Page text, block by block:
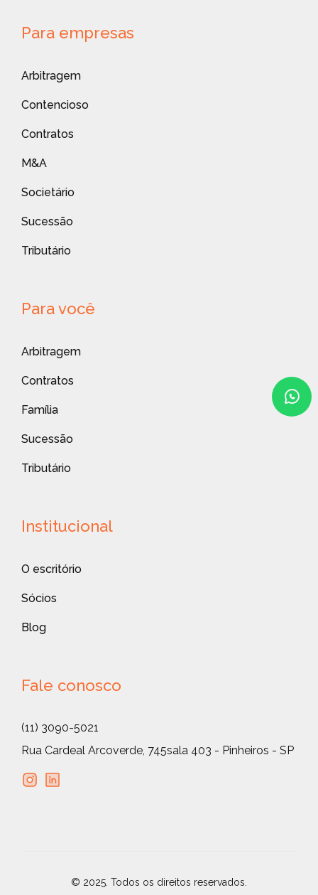
Para empresas
Arbitragem
Contencioso
Contratos
M&A
Societário
Sucessão
Tributário
Para você
Arbitragem
Contratos
Família
Sucessão
Tributário
Institucional
O escritório
Sócios
Blog
Fale conosco
(11) 3090-5021
Rua Cardeal Arcoverde, 745sala 403 - Pinheiros - SP
© 2025. Todos os direitos reservados.